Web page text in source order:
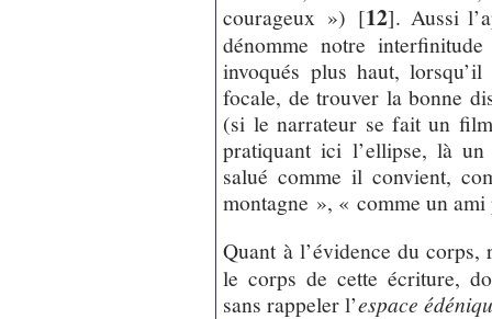
courageux ») [12]. Aussi
dénomme notre
invoqués plus haut,
focale, de trouver la bonne
(si le narrateur se fait un
pratiquant ici l’ellipse, là
salué comme il convient,
montagne », « comme un
Quant à l’évidence du corps,
le corps de cette écriture,
sans rappeler l’espace